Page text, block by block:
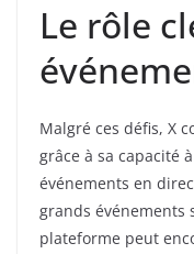
Le rôle
Malgré ces défis, X
grâce à sa capacité
événements en
grands
plateforme peut